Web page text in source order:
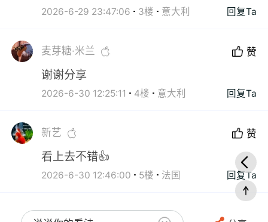
2026-6-29 23:47:06 3楼 意大利 回复Ta
麦芽糖·米兰 赞
谢谢分享
2026-6-30 12:25:11 4楼 意大利 回复Ta
新艺 赞
看上去不错👍
2026-6-30 12:46:00 5楼 法国 回复Ta